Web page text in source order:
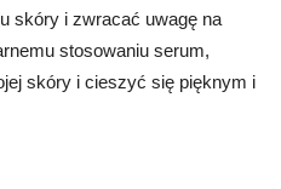
skóry i zwracać uwagę na
stosowaniu serum,
skóry i cieszyć się pięknym i